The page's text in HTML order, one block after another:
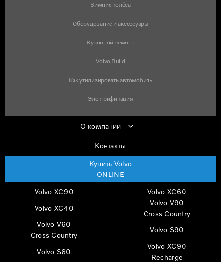
Зимние колёса
Оборудование и аксессуары
Кузовной ремонт
Volvo Build
Как утилизировать автомобиль
Электрификация
О компании
Контакты
Купить Volvo
ONLINE
Volvo XC90
Volvo XC60
Volvo XC40
Volvo V90
Cross Country
Volvo V60
Cross Country
Volvo S90
Volvo S60
Volvo XC90
Recharge